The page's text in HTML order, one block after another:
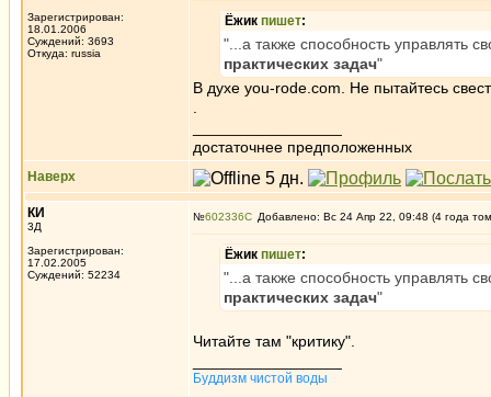
Зарегистрирован:
18.01.2006
Суждений: 3693
Откуда: russia
Ёжик пишет:
"...а также способность управлять
практических задач"
В духе you-rode.com. Не пытайтесь
достаточнее предположенных
Наверх
КИ
3Д
Зарегистрирован:
17.02.2005
Суждений: 52234
№602336 Добавлено: Вс 24 Апр 22, 09:48 (4 года
Ёжик пишет:
"...а также способность управлять
практических задач"
Читайте там "критику".
Буддизм чистой воды